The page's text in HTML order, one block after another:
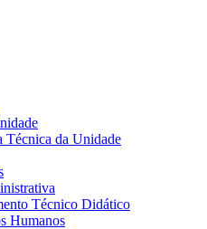
Técnica da Unidade
Técnico Didático
Humanos